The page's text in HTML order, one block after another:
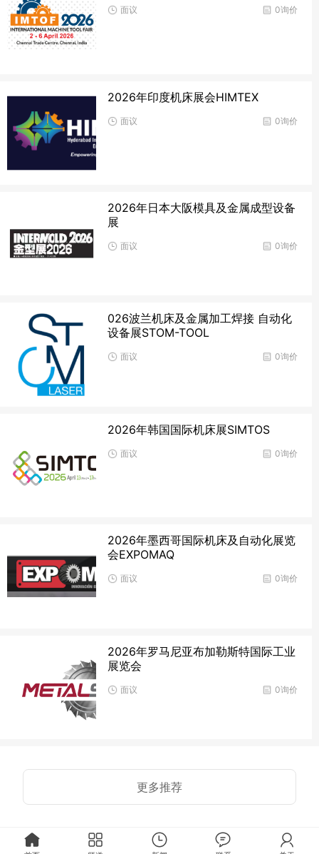
0询价
面议
2026年印度机床展会HIMTEX
0询价
面议
2026年日本大阪模具及金属成型设备
展
0询价
面议
026波兰机床及金属加工焊接 自动化
设备展STOM-TOOL
0询价
面议
2026年韩国国际机床展SIMTOS
0询价
面议
2026年墨西哥国际机床及自动化展览
会EXPOMAQ
0询价
面议
2026年罗马尼亚布加勒斯特国际工业
展览会
0询价
面议
更多推荐